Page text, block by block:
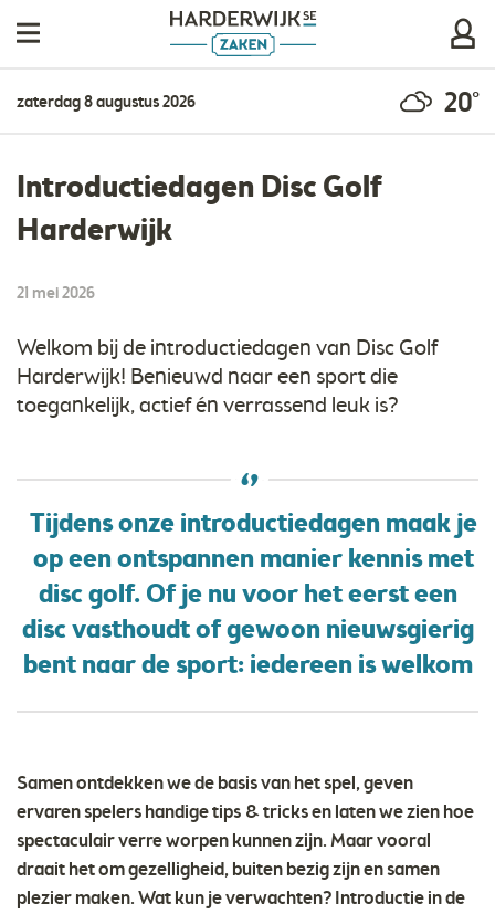
zaterdag 8 augustus 2026 20°
Introductiedagen Disc Golf
Harderwijk
21 mei 2026
Welkom bij de introductiedagen van Disc Golf
Harderwijk! Benieuwd naar een sport die
toegankelijk, actief én verrassend leuk is?
Tijdens onze introductiedagen maak je
op een ontspannen manier kennis met
disc golf. Of je nu voor het eerst een
disc vasthoudt of gewoon nieuwsgierig
bent naar de sport: iedereen is welkom
Samen ontdekken we de basis van het spel, geven
ervaren spelers handige tips & tricks en laten we zien hoe
spectaculair verre worpen kunnen zijn. Maar vooral
draait het om gezelligheid, buiten bezig zijn en samen
plezier maken. Wat kun je verwachten? Introductie in de